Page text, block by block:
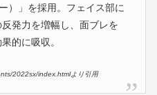
）」を採用。フェイス部に
発力を増幅し、面ブレを
的に吸収。
2022sx/index.htmlより引用